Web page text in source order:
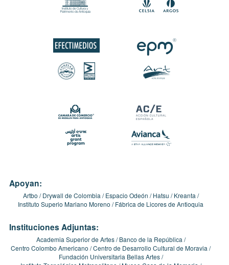
Apoyan:
Artbo Drywall de Colombia Espacio Odeón Hatsu
Kreanta
Instituto Superio Mariano Moreno
Fábrica de Licores de Antioquia
Instituciones Adjuntas:
Academia Superior de Artes
Banco de la República
Centro Colombo Americano Centro de Desarrollo Cultural de Moravia
Fundación Universitaria Bellas Artes